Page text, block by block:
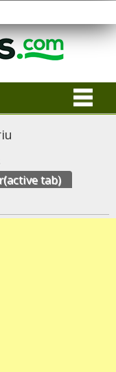
(active tab)